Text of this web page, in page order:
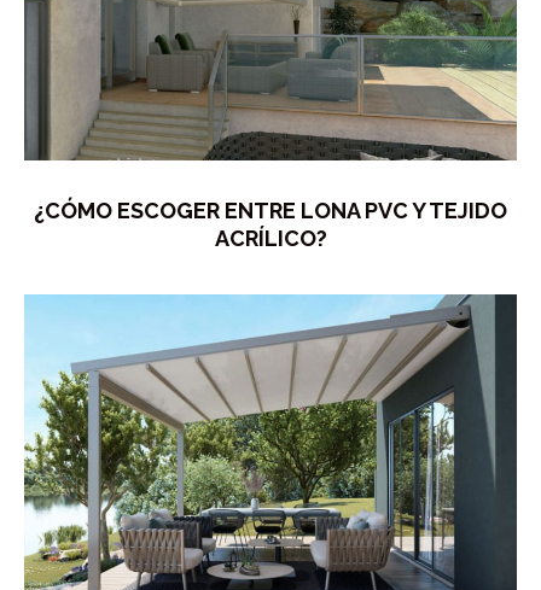
¿CÓMO ESCOGER ENTRE LONA PVC Y TEJIDO
ACRÍLICO?